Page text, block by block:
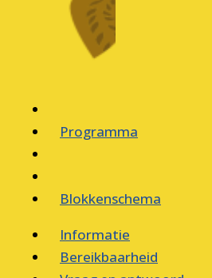
Programma
Blokkenschema
Informatie
Bereikbaarheid